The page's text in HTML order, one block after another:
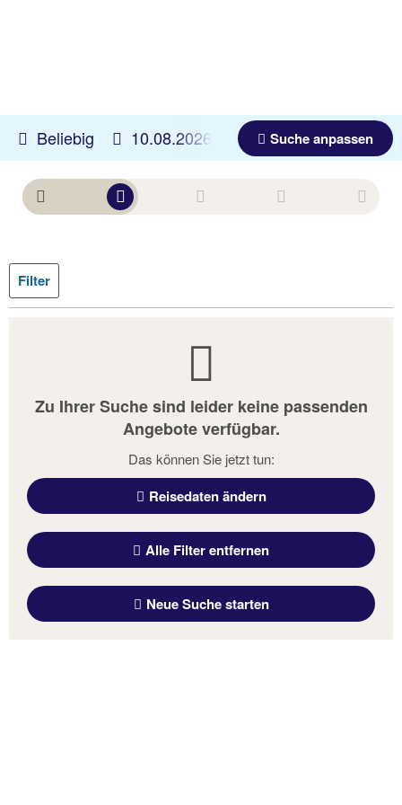
Beliebig 10.08.2026 - 08.11.2026 Beliebig
Suche anpassen
Filter
Zu Ihrer Suche sind leider keine passenden
Angebote verfügbar.
Das können Sie jetzt tun:
Reisedaten ändern
Alle Filter entfernen
Neue Suche starten